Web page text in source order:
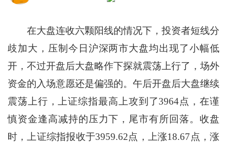
在大盘连收六颗阳线的情况下，投资者短线分
歧加大，压制今日沪深两市大盘均出现了小幅低
开，不过开盘后大盘略作下探就震荡上行了，场外
资金的入场意愿还是偏强的。午后开盘后大盘继续
震荡上行，上证综指最高上攻到了3964点，在谨
慎资金逢高减持的压力下，尾市有所回落。收盘
时，上证综指报收于3959.62点，上涨18.67点，涨